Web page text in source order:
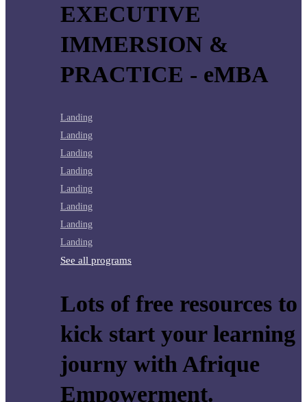
EXECUTIVE
IMMERSION &
PRACTICE - eMBA
Landing
Landing
Landing
Landing
Landing
Landing
Landing
Landing
See all programs
Lots of free resources to
kick start your learning
journy with Afrique
Empowerment.